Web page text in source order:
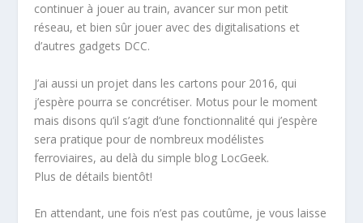
continuer à jouer au train, avancer sur mon petit
réseau, et bien sûr jouer avec des digitalisations et
d’autres gadgets DCC.
J’ai aussi un projet dans les cartons pour 2016, qui
j’espère pourra se concrétiser. Motus pour le moment
mais disons qu’il s’agit d’une fonctionnalité qui j’espère
sera pratique pour de nombreux modélistes
ferroviaires, au delà du simple blog LocGeek.
Plus de détails bientôt!
En attendant, une fois n’est pas coutûme, je vous laisse